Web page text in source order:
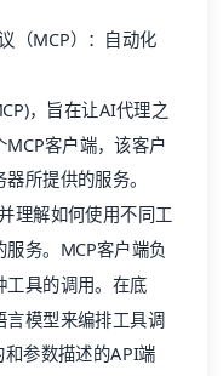
，旨在让AI代理之
客户端，该客户
所提供的服务。
理解如何使用不同工
务。MCP客户端负
工具的调用。在底
言模型来编排工具调
参数描述的API端